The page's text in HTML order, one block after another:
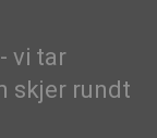
vi tar
skjer rundt